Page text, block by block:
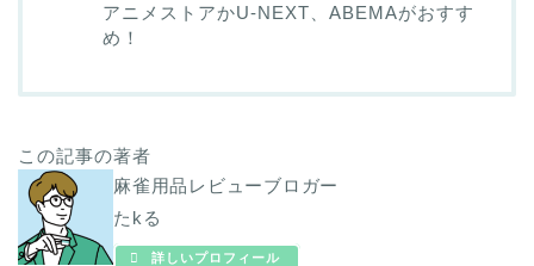
アニメストアかU-NEXT、ABEMAがおすす
め！
この記事の著者
麻雀用品レビューブロガー
たkる
詳しいプロフィール